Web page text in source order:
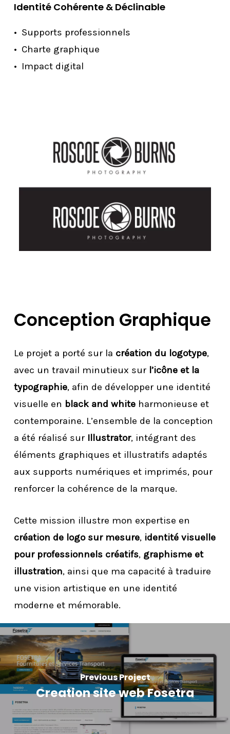
Identité Cohérente & Déclinable
Supports professionnels
Charte graphique
Impact digital
Conception Graphique
Le projet a porté sur la création du logotype,
avec un travail minutieux sur l’icône et la
typographie, afin de développer une identité
visuelle en black and whiteharmonieuse et
contemporaine. L’ensemble de la conception
a été réalisé sur Illustrator, intégrant des
éléments graphiques et illustratifs adaptés
aux supports numériques et imprimés, pour
renforcer la cohérence de la marque.
Cette mission illustre mon expertise en
création de logo sur mesure, identité visuelle
pour professionnels créatifs, graphisme et
illustration, ainsi que ma capacité à traduire
une vision artistique en une identité
moderne et mémorable.
Previous Project
Creation site web Fosetra